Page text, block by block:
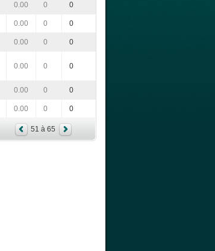
0.00 0 0
0.00 0 0
0.00 0 0
0.00 0 0
0.00 0 0
0.00 0 0
51 à 65